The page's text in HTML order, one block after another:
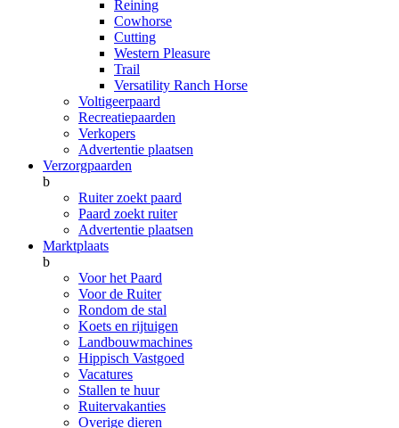
Reining
Cowhorse
Cutting
Western Pleasure
Trail
Versatility Ranch Horse
Voltigeerpaard
Recreatiepaarden
Verkopers
Advertentie plaatsen
Verzorgpaarden
b
Ruiter zoekt paard
Paard zoekt ruiter
Advertentie plaatsen
Marktplaats
b
Voor het Paard
Voor de Ruiter
Rondom de stal
Koets en rijtuigen
Landbouwmachines
Hippisch Vastgoed
Vacatures
Stallen te huur
Ruitervakanties
Overige dieren